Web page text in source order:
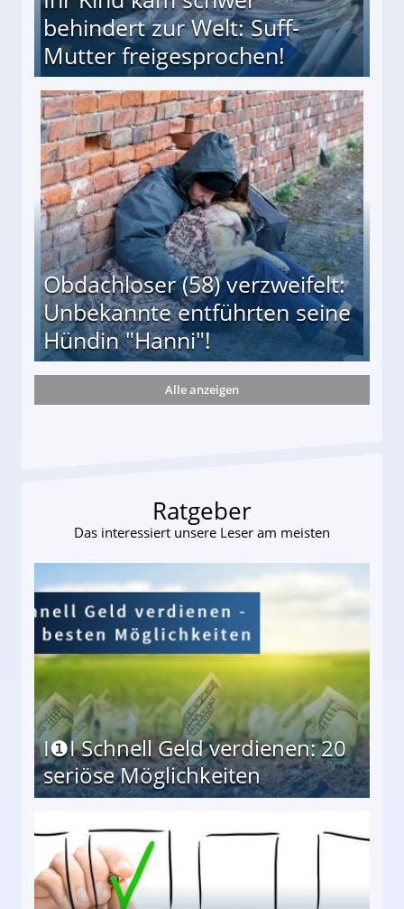
behindert zur Welt: Suff-
Mutter freigesprochen!
Mutter freigesprochen!
Obdachloser (58) verzweifelt:
Unbekannte entführten seine
Hündin "Hanni"!
entführten seine Hündin "Hanni"!
Alle anzeigen
Ratgeber
Das interessiert unsere Leser am meisten
I❶I Schnell Geld verdienen: 20
seriöse Möglichkeiten